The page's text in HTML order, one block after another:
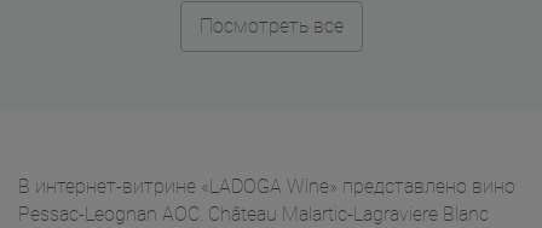
Посмотреть все
В интернет-витрине «LADOGA Wine» представлено вино
Pessac-Leognan AOC. Château Malartic-Lagraviere Blanc